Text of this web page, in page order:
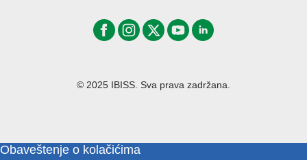
© 2025 IBISS. Sva prava zadržana.
Obaveštenje o kolačićima